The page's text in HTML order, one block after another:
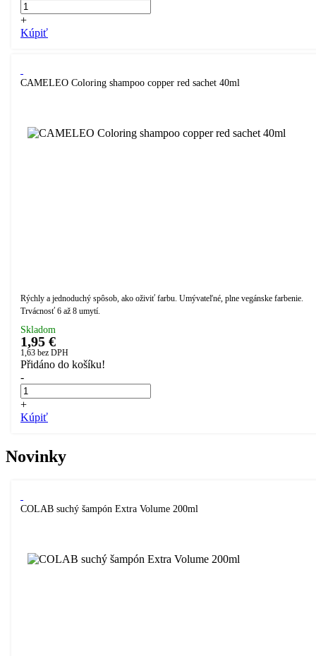
+
Kúpiť
CAMELEO Coloring shampoo copper red sachet 40ml
Rýchly a jednoduchý spôsob, ako oživiť farbu. Umývateľné, plne vegánske farbenie.
Trvácnosť 6 až 8 umytí.
Skladom
1,95 €
1,63 bez DPH
Přidáno do košíku!
-
+
Kúpiť
Novinky
COLAB suchý šampón Extra Volume 200ml